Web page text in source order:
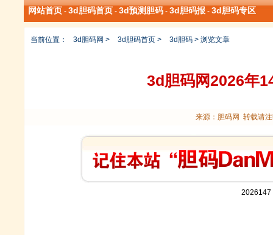
网站首页 - 3d胆码首页 - 3d预测胆码 - 3d胆码报 - 3d胆码专区
当前位置： 3d胆码网 > 3d胆码首页 > 3d胆码 > 浏览文章
3d胆码网2026年
来源：胆码网 转载请
2026147